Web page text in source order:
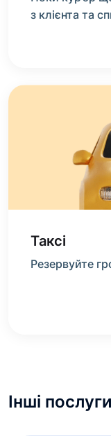
з клієнта та
Таксі
Резервуйте
Інші